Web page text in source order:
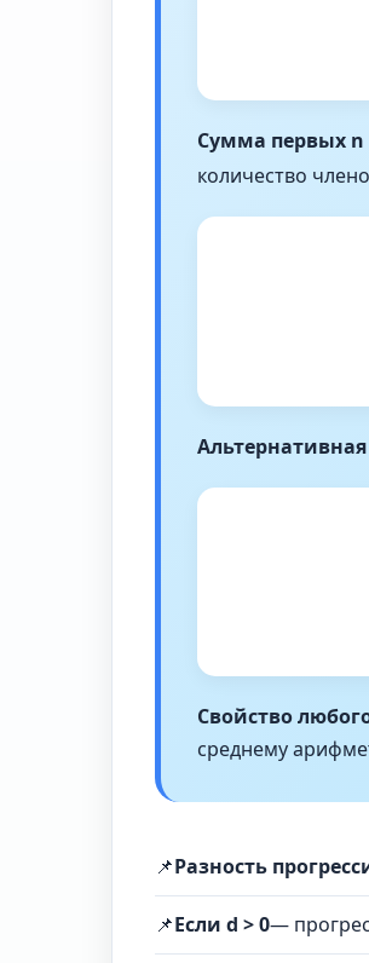
Сумма первых n
количество
Свойство
среднему
📌Разность
📌Если d > 0—